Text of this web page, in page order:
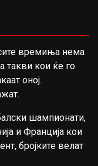
времиња нема
такви кои ќе го
оној.
шампионати,
и Франција кои
бројките велат